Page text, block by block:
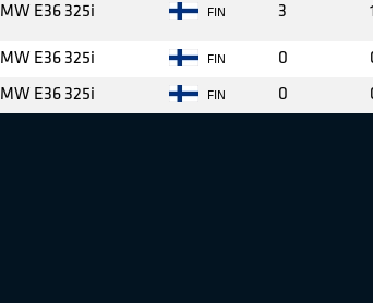
E36 325i FIN 3 1
E36 325i FIN 0
E36 325i FIN 0